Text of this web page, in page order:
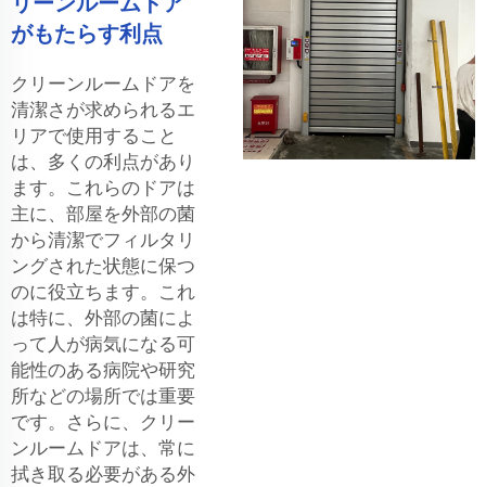
がもたらす利点
クリーンルームドアを
清潔さが求められるエ
リアで使用すること
は、多くの利点があり
ます。これらのドアは
主に、部屋を外部の菌
から清潔でフィルタリ
ングされた状態に保つ
のに役立ちます。これ
は特に、外部の菌によ
って人が病気になる可
能性のある病院や研究
所などの場所では重要
です。さらに、クリー
ンルームドアは、常に
拭き取る必要がある外